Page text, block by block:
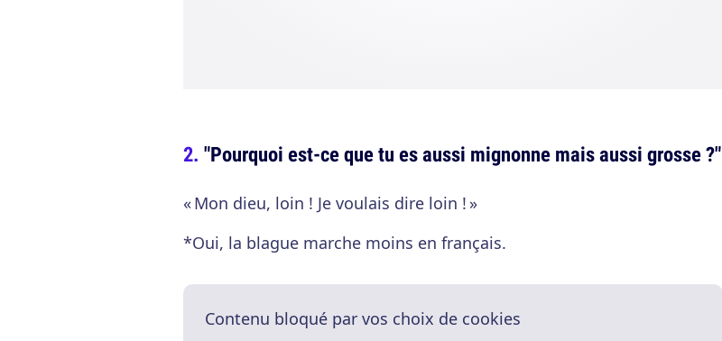
"Pourquoi est-ce que tu es aussi mignonne mais aussi grosse ?"
« Mon dieu, loin ! Je voulais dire loin ! »
*Oui, la blague marche moins en français.
Contenu bloqué par vos choix de cookies